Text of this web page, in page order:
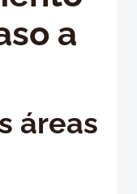
a
áreas